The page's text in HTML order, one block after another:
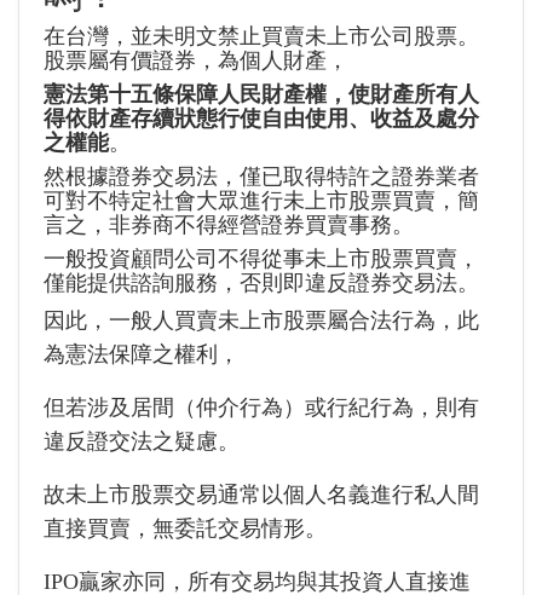
在台灣，並未明文禁止買賣未上市公司股票。
股票屬有價證券，為個人財產，
憲法第十五條保障人民財產權，使財產所有人
得依財產存續狀態行使自由使用、收益及處分
之權能。
然根據證券交易法，僅已取得特許之證券業者
可對不特定社會大眾進行未上市股票買賣，簡
言之，非券商不得經營證券買賣事務。
一般投資顧問公司不得從事未上市股票買賣，
僅能提供諮詢服務，否則即違反證券交易法。
因此，一般人買賣未上市股票屬合法行為，此
為憲法保障之權利，
但若涉及居間（仲介行為）或行紀行為，則有
違反證交法之疑慮。
故未上市股票交易通常以個人名義進行私人間
直接買賣，無委託交易情形。
IPO贏家亦同，所有交易均與其投資人直接進